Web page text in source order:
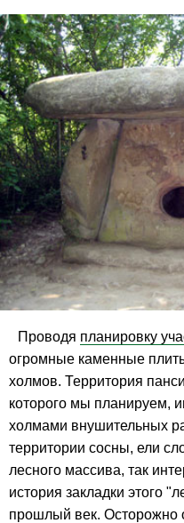
Проводя планировку
огромные каменные
холмов. Территория
которого мы планируем,
холмами внушительных
территории сосны, ели
лесного массива, так
история закладки этого
прошлый век. Осторожно